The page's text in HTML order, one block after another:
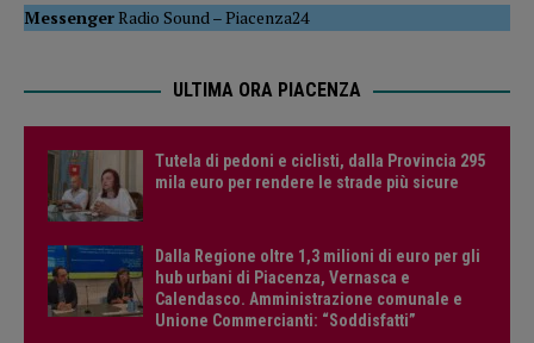
MessengerRadio Sound –Piacenza24
ULTIMA ORA PIACENZA
Tutela di pedoni e ciclisti, dalla Provincia 295
mila euro per rendere le strade più sicure
Dalla Regione oltre 1,3 milioni di euro per gli
hub urbani di Piacenza, Vernasca e
Calendasco. Amministrazione comunale e
Unione Commercianti: “Soddisfatti”